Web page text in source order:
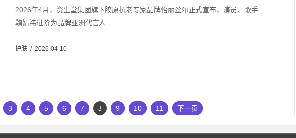
2026年4月，资生堂集团旗下胶原抗老专家品牌怡丽丝尔正式宣布，演员、歌手
鞠婧祎进阶为品牌亚洲代言人...
护肤 / 2026-04-10
3 4 5 6 7 8 9 10 11 下一页